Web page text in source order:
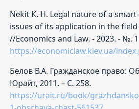
Nekit K. H. Legal nature of a
issues of its application in the
//Economics and Law. - 2023. - №. 1
https://economiclaw.kiev.ua/index.php/
Белов В.А. Гражданское право:
Юрайт, 2011. – С. 258.
https://urait.ru/book/